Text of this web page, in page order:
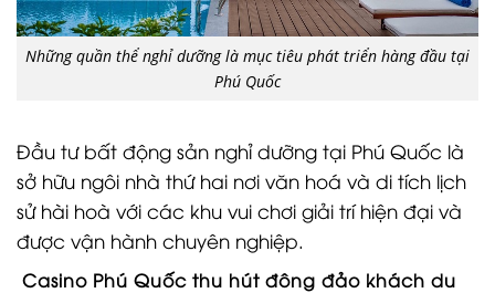
Những quần thể nghỉ dưỡng là mục tiêu phát triển hàng đầu tại
Phú Quốc
Đầu tư bất động sản nghỉ dưỡng tại Phú Quốc là
sở hữu ngôi nhà thứ hai nơi văn hoá và di tích lịch
sử hài hoà với các khu vui chơi giải trí hiện đại và
được vận hành chuyên nghiệp.
Casino Phú Quốc thu hút đông đảo khách du